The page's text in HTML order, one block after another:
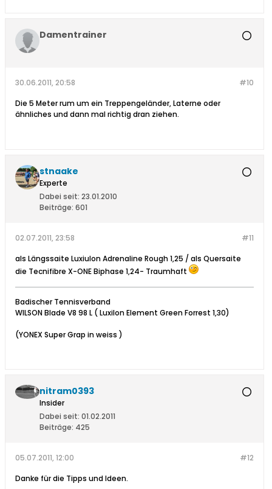
Damentrainer
#10
30.06.2011, 20:58
Die 5 Meter rum um ein Treppengeländer, Laterne oder
ähnliches und dann mal richtig dran ziehen.
stnaake
Experte
Dabei seit: 23.01.2010
Beiträge: 601
#11
02.07.2011, 23:58
als Längssaite Luxiulon Adrenaline Rough 1,25 / als Quersaite
die Tecnifibre X-ONE Biphase 1,24- Traumhaft
Badischer Tennisverband
WILSON Blade V8 98 L ( Luxilon Element Green Forrest 1,30)
(YONEX Super Grap in weiss )
nitram0393
Insider
Dabei seit: 01.02.2011
Beiträge: 425
#12
05.07.2011, 12:00
Danke für die Tipps und Ideen.